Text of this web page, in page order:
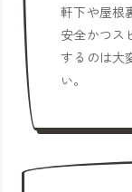
軒下や屋根
安全かつス
するのは大
い。